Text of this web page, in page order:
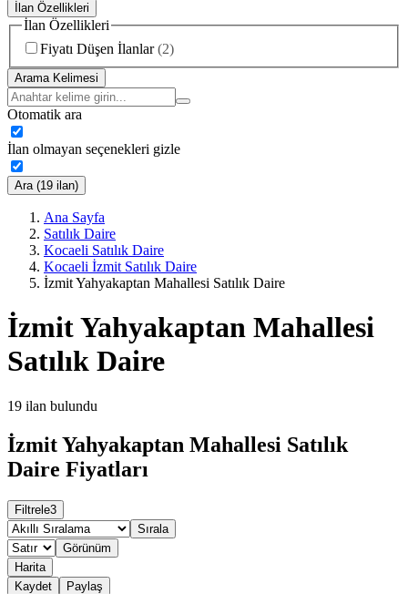
İlan Özellikleri
İlan Özellikleri
Fiyatı Düşen İlanlar (2)
Arama Kelimesi
Otomatik ara
İlan olmayan seçenekleri gizle
Ara (19 ilan)
Ana Sayfa
Satılık Daire
Kocaeli Satılık Daire
Kocaeli İzmit Satılık Daire
İzmit Yahyakaptan Mahallesi Satılık Daire
İzmit Yahyakaptan Mahallesi
Satılık Daire
19 ilan bulundu
İzmit Yahyakaptan Mahallesi Satılık
Daire Fiyatları
Filtrele3
Sırala
Görünüm
Harita
Kaydet
Paylaş